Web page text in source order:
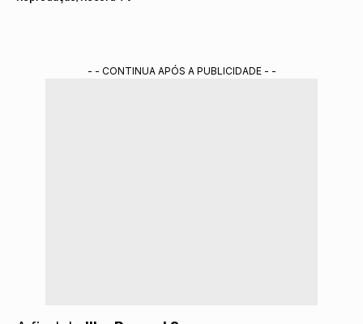
- - CONTINUA APÓS A PUBLICIDADE - -